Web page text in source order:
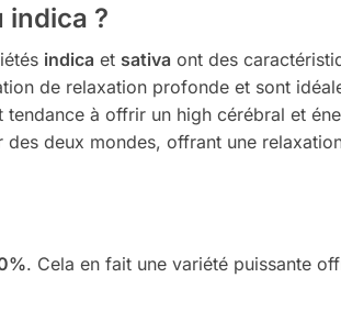
indica ?
indica et sativa ont des
de relaxation profonde et sont
à offrir un high cérébral et
deux mondes, offrant une
. Cela en fait une variété puissante